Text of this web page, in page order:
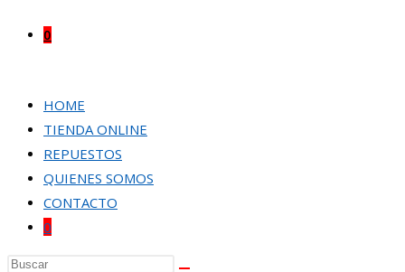
0
HOME
TIENDA ONLINE
REPUESTOS
QUIENES SOMOS
CONTACTO
0
Buscar